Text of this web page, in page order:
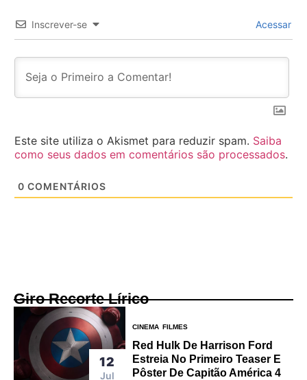
Inscrever-se Acessar
Este site utiliza o Akismet para reduzir spam. Saiba
como seus dados em comentários são processados.
0 COMENTÁRIOS
Giro Recorte Lírico
12
Jul
CINEMA FILMES
Red Hulk De Harrison Ford
Estreia No Primeiro Teaser E
Pôster De Capitão América 4